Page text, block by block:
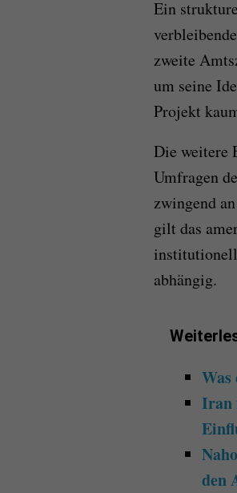
Ein
zweite
um seine
Projekt
Die weitere
Umfragen
zwingend
gilt das
abhängig.
Iran
den